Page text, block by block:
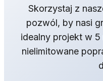
Skorzystaj z
pozwól, by nasi
idealny projekt w
nielimitowane